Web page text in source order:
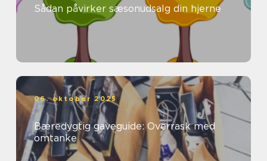
Sådan påvirker sæsonudsalg din hjerne
06. oktober 2025
Bæredygtig gaveguide: Overrask med
omtanke